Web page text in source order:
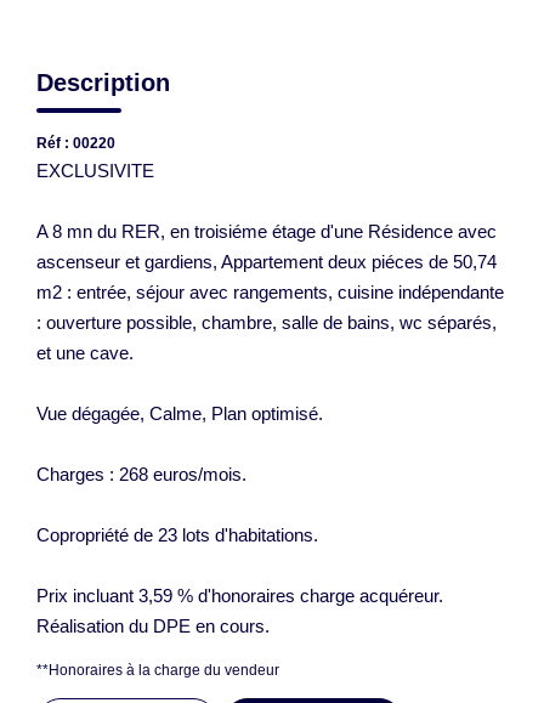
Description
Réf : 00220
EXCLUSIVITE
A 8 mn du RER, en troisiéme étage d'une Résidence avec
ascenseur et gardiens, Appartement deux piéces de 50,74
m2 : entrée, séjour avec rangements, cuisine indépendante
: ouverture possible, chambre, salle de bains, wc séparés,
et une cave.
Vue dégagée, Calme, Plan optimisé.
Charges : 268 euros/mois.
Copropriété de 23 lots d'habitations.
Prix incluant 3,59 % d'honoraires charge acquéreur.
Réalisation du DPE en cours.
**Honoraires à la charge du vendeur